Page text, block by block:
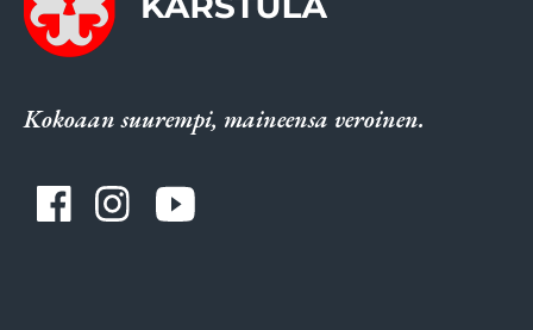
Kokoaan suurempi, maineensa veroinen.